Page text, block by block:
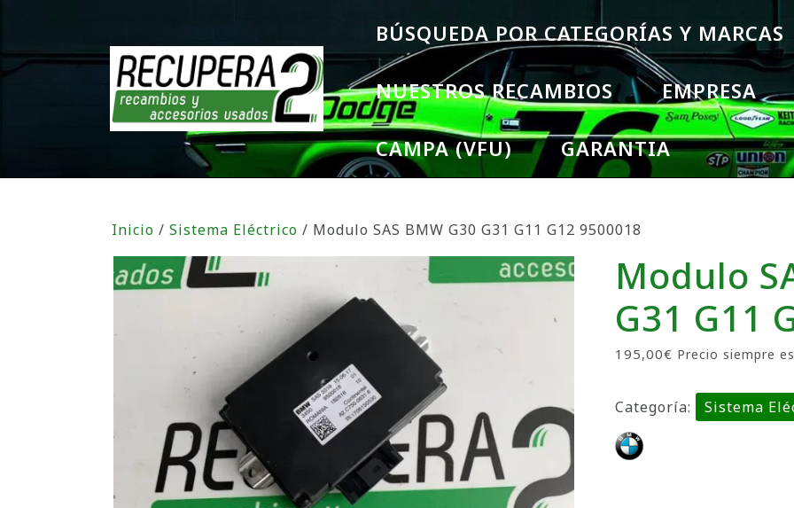
BÚSQUEDA POR CATEGORÍAS Y MARCAS
NUESTROS RECAMBIOS EMPRESA
CAMPA (VFU) GARANTIA
Inicio / Sistema Eléctrico / Modulo SAS BMW G30 G31 G11 G12 9500018
Modulo
G31 G11
195,00€ Precio siempre
Categoría: Sistema